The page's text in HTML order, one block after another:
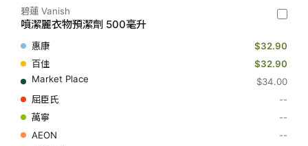
碧
Vanish
-
噴
麗
預
劑
碧蓮 Vanish
噴潔麗衣物預潔劑 500毫升
$32.90
$32.90
$34.00
--
--
--